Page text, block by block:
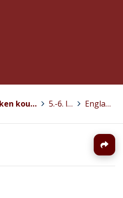
Jakokosken koulu > 5.-6. lk. > Englanti